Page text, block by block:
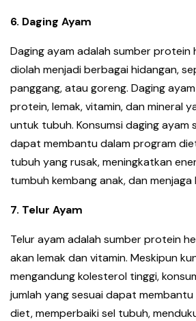
6. Daging Ayam
Daging ayam adalah sumber protein
diolah menjadi berbagai hidangan,
panggang, atau goreng. Daging
protein, lemak, vitamin, dan mineral
untuk tubuh. Konsumsi daging ayam
dapat membantu dalam program
tubuh yang rusak, meningkatkan
tumbuh kembang anak, dan
7. Telur Ayam
Telur ayam adalah sumber protein
akan lemak dan vitamin. Meskipun
mengandung kolesterol tinggi,
jumlah yang sesuai dapat
diet, memperbaiki sel tubuh,